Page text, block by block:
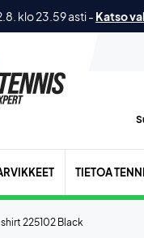
klo 23.59 asti- Katso
TIETOA
225102 Black